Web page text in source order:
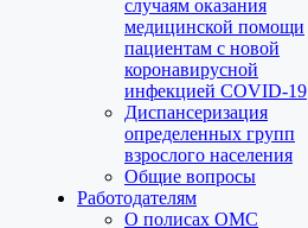
случаям оказания
медицинской помощи
пациентам с новой
коронавирусной
инфекцией COVID-19
Диспансеризация
определенных групп
взрослого населения
Общие вопросы
Работодателям
О полисах ОМС